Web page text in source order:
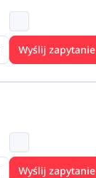
Wyślij zapytanie
Wyślij zapytanie